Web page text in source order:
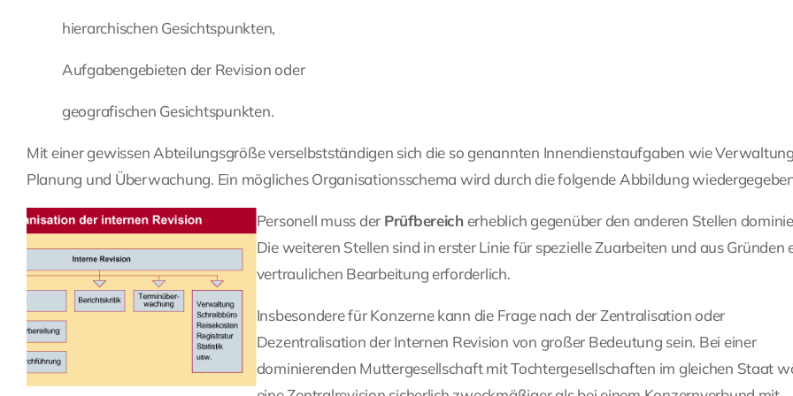
hierarchischen Gesichtspunkten,
Aufgabengebieten der Revision oder
geografischen Gesichtspunkten.
Mit einer gewissen Abteilungsgröße verselbstständigen sich die so genannten Innendienstaufgaben wie
Planung und Überwachung. Ein mögliches Organisationsschema wird durch die folgende Abbildung
Personell muss der Prüfbereich erheblich gegenüber den anderen Stellen
Die weiteren Stellen sind in erster Linie für spezielle Zuarbeiten und aus Gründen
vertraulichen Bearbeitung erforderlich.
Insbesondere für Konzerne kann die Frage nach der Zentralisation oder
Dezentralisation der Internen Revision von großer Bedeutung sein. Bei einer
dominierenden Muttergesellschaft mit Tochtergesellschaften im gleichen Staat